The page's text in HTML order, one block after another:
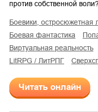
против собственной
боевики, остросюжетная
боевая фантастика
виртуальная реальность
LitRPG / ЛитРПГ
Читать онлайн